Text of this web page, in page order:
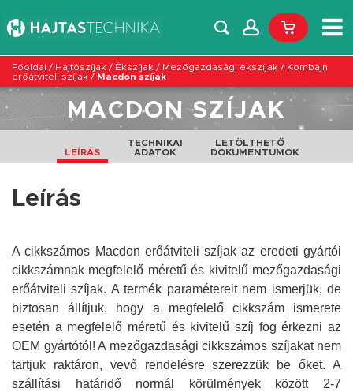
Főoldal / Hajtószíjak / Ékszíjak / Mezőgazdasági ékszíjak / Kombájn
erőátviteli szíjak / Macdon szíjak
MACDON SZÍJAK
LEÍRÁS
TECHNIKAI
ADATOK
LETÖLTHETŐ
DOKUMENTUMOK
Leírás
A cikkszámos Macdon erőátviteli szíjak az eredeti gyártói
cikkszámnak megfelelő méretű és kivitelű mezőgazdasági
erőátviteli szíjak. A termék paramétereit nem ismerjük, de
biztosan állítjuk, hogy a megfelelő cikkszám ismerete
esetén a megfelelő méretű és kivitelű szíj fog érkezni az
OEM gyártótól! A mezőgazdasági cikkszámos szíjakat nem
tartjuk raktáron, vevő rendelésre szerezzük be őket. A
szállítási határidő normál körülmények között 2-7